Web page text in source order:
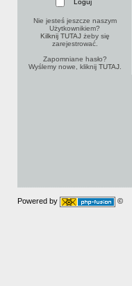
Nie jesteś jeszcze naszym
Użytkownikiem?
Kilknij TUTAJżeby się
zarejestrować.
Zapomniane hasło?
Wyślemy nowe, kliknij TUTAJ.
Powered by ©